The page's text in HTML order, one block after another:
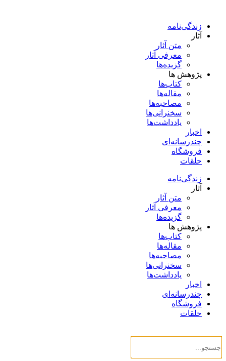
محتوا
زندگی‌نامه
آثار
متن آثار
معرفی آثار
گزیده‌ها
پژوهش ها
کتاب‌ها
مقاله‌ها
مصاحبه‌ها
سخنرانی‌ها
یادداشت‌ها
اخبار
چندرسانه‌ای
فروشگاه
حلقات
زندگی‌نامه
آثار
متن آثار
معرفی آثار
گزیده‌ها
پژوهش ها
کتاب‌ها
مقاله‌ها
مصاحبه‌ها
سخنرانی‌ها
یادداشت‌ها
اخبار
چندرسانه‌ای
فروشگاه
حلقات